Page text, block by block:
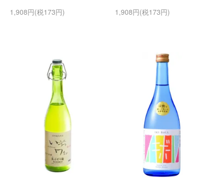
1,908円(税173円)
1,908円(税173円)